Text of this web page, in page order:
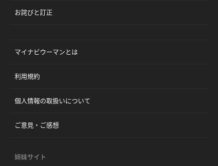
お詫びと訂正
マイナビウーマンとは
利用規約
個人情報の取扱いについて
ご意見・ご感想
姉妹サイト